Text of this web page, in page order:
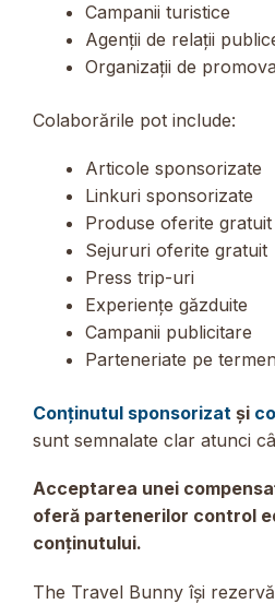
Campanii turistice
Agenții de relații
Organizații de
Colaborările pot include:
Articole sponsorizate
Linkuri sponsorizate
Produse oferite gratuit
Sejururi oferite gratuit
Press trip-uri
Experiențe găzduite
Campanii publicitare
Parteneriate pe
Conținutul sponsorizat și
sunt semnalate clar atunci
Acceptarea unei
oferă partenerilor control
conținutului.
The Travel Bunny își